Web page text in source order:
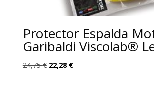
Protector Espalda
Garibaldi Viscolab®
24,75€ El
22,28 €El